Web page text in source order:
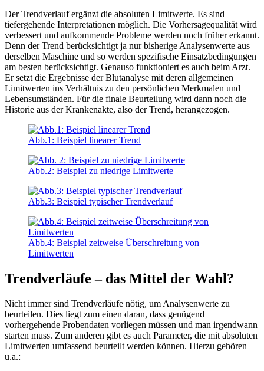
Der Trendverlauf ergänzt die absoluten Limitwerte. Es sind
tiefergehende Interpretationen möglich. Die Vorhersagequalität wird
verbessert und aufkommende Probleme werden noch früher erkannt.
Denn der Trend berücksichtigt ja nur bisherige Analysenwerte aus
derselben Maschine und so werden spezifische Einsatzbedingungen
am besten berücksichtigt. Genauso funktioniert es auch beim Arzt.
Er setzt die Ergebnisse der Blutanalyse mit deren allgemeinen
Limitwerten ins Verhältnis zu den persönlichen Merkmalen und
Lebensumständen. Für die finale Beurteilung wird dann noch die
Historie aus der Krankenakte, also der Trend, herangezogen.
Abb.1: Beispiel linearer Trend
Abb.2: Beispiel zu niedrige Limitwerte
Abb.3: Beispiel typischer Trendverlauf
Abb.4: Beispiel zeitweise Überschreitung von
Limitwerten
Trendverläufe – das Mittel der Wahl?
Nicht immer sind Trendverläufe nötig, um Analysenwerte zu
beurteilen. Dies liegt zum einen daran, dass genügend
vorhergehende Probendaten vorliegen müssen und man irgendwann
starten muss. Zum anderen gibt es auch Parameter, die mit absoluten
Limitwerten umfassend beurteilt werden können. Hierzu gehören
u.a.: